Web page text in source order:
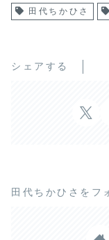
田代ちかひさ
シェアする
田代ちかひさをフ